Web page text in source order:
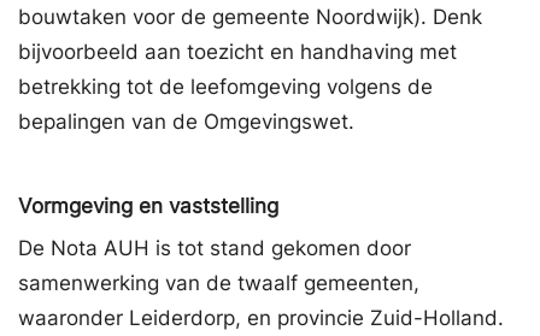
bouwtaken voor de gemeente Noordwijk). Denk
bijvoorbeeld aan toezicht en handhaving met
betrekking tot de leefomgeving volgens de
bepalingen van de Omgevingswet.
Vormgeving en vaststelling
De Nota AUH is tot stand gekomen door
samenwerking van de twaalf gemeenten,
waaronder Leiderdorp, en provincie Zuid-Holland.